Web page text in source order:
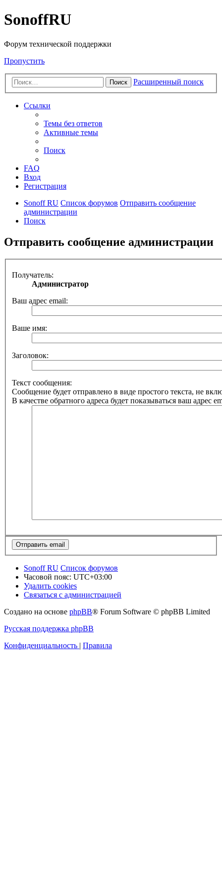
SonoffRU
Форум технической поддержки
Пропустить
Поиск Расширенный поиск
Ссылки
Темы без ответов
Активные темы
Поиск
FAQ
Вход
Регистрация
Sonoff RU Список форумов Отправить сообщение
администрации
Поиск
Отправить сообщение администрации
Получатель:
Администратор
Ваш адрес email:
Ваше имя:
Заголовок:
Текст сообщения:
Сообщение будет отправлено в виде простого текста, не
В качестве обратного адреса будет показываться ваш адрес
Sonoff RU Список форумов
Часовой пояс: UTC+03:00
Удалить cookies
Связаться с администрацией
Создано на основе phpBB® Forum Software © phpBB Limited
Русская поддержка phpBB
Конфиденциальность
Правила